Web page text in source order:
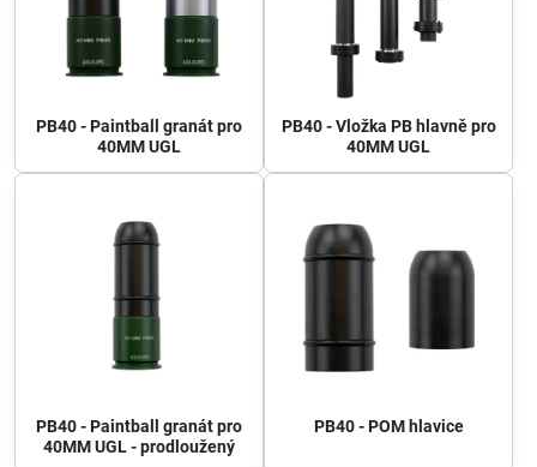
PB40 - Paintball granát pro
40MM UGL
PB40 - Vložka PB hlavně pro
40MM UGL
PB40 - Paintball granát pro
40MM UGL - prodloužený
PB40 - POM hlavice